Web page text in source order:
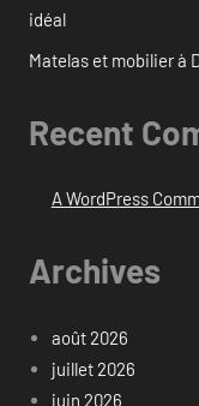
idéal
Matelas et mobilier à
Recent
A WordPress
Archives
août 2026
juillet 2026
juin 2026